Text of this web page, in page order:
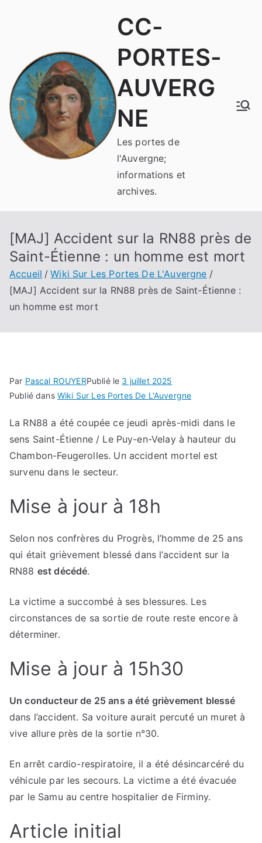
CC-
PORTES-
AUVERG
NE
Les portes de
l'Auvergne;
informations et
archives.
[MAJ] Accident sur la RN88 près de
Saint-Étienne : un homme est mort
Accueil
Wiki Sur Les Portes De L'Auvergne
[MAJ] Accident sur la RN88 près de Saint-Étienne :
un homme est mort
Par Pascal ROUYERPublié le 3 juillet 2025
Publié dans Wiki Sur Les Portes De L'Auvergne
La RN88 a été coupée ce jeudi après-midi dans le
sens Saint-Étienne / Le Puy-en-Velay à hauteur du
Chambon-Feugerolles. Un accident mortel est
survenu dans le secteur.
Mise à jour à 18h
Selon nos confrères du Progrès, l’homme de 25 ans
qui était grièvement blessé dans l’accident sur la
RN88 est décédé.
La victime a succombé à ses blessures. Les
circonstances de sa sortie de route reste encore à
déterminer.
Mise à jour à 15h30
Un conducteur de 25 ans a été grièvement blessé
dans l’accident. Sa voiture aurait percuté un muret à
vive allure près de la sortie n°30.
En arrêt cardio-respiratoire, il a été désincarcéré du
véhicule par les secours. La victime a été évacuée
par le Samu au centre hospitalier de Firminy.
Article initial